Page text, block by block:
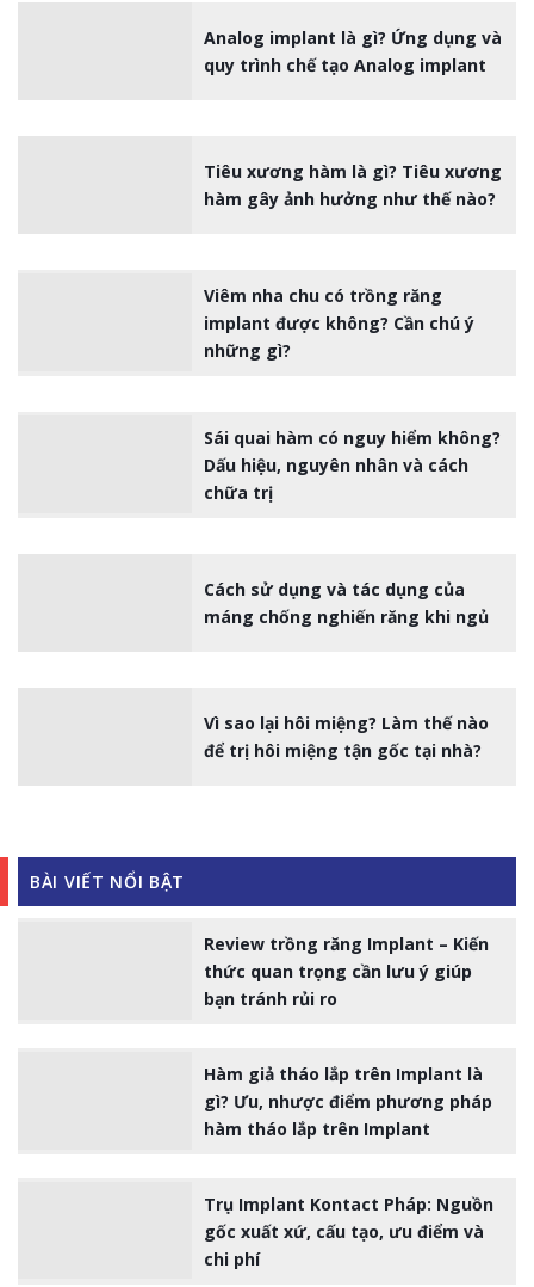
Analog implant là gì? Ứng dụng và
quy trình chế tạo Analog implant
Tiêu xương hàm là gì? Tiêu xương
hàm gây ảnh hưởng như thế nào?
Viêm nha chu có trồng răng
implant được không? Cần chú ý
những gì?
Sái quai hàm có nguy hiểm không?
Dấu hiệu, nguyên nhân và cách
chữa trị
Cách sử dụng và tác dụng của
máng chống nghiến răng khi ngủ
Vì sao lại hôi miệng? Làm thế nào
để trị hôi miệng tận gốc tại nhà?
BÀI VIẾT NỔI BẬT
Review trồng răng Implant – Kiến
thức quan trọng cần lưu ý giúp
bạn tránh rủi ro
Hàm giả tháo lắp trên Implant là
gì? Ưu, nhược điểm phương pháp
hàm tháo lắp trên Implant
Trụ Implant Kontact Pháp: Nguồn
gốc xuất xứ, cấu tạo, ưu điểm và
chi phí